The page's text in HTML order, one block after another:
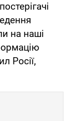
на наші
Росії,